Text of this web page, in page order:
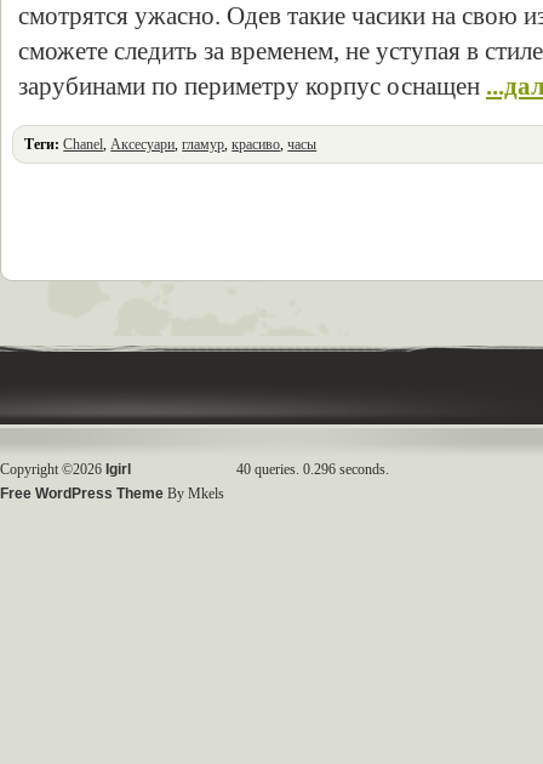
смотрятся ужасно. Одев такие часики на свою
сможете следить за временем, не уступая в
зарубинами по периметру корпус оснащен
Теги: Chanel,Аксесуари,гламур,красиво,часы
Copyright ©2026 Igirl
Free WordPress Theme By Mkels
40 queries. 0.296 seconds.